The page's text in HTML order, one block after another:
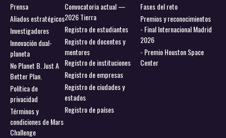
Prensa
Aliados estratégicos
Investigadores
Innovación dual-
planeta
No Planet B. Just A
Better Plan.
Política de
privacidad
Términos y
condiciones de Mars
Challenge
Convocatoria actual —
2026 Tierra
Registro de estudiantes
Registro de docentes y
mentores
Registro de instituciones
Registro de empresas
Registro de ciudades y
estados
Registro de países
Fases del reto
Premios y reconocimientos
- Final Internacional Madrid
2026
- Premio Houston Space
Center